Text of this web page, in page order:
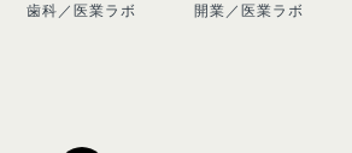
歯科／医業ラボ 開業／医業ラボ